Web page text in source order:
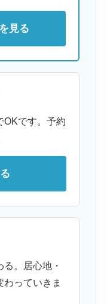
見る
OKです。予約
。居心地・
っていきま